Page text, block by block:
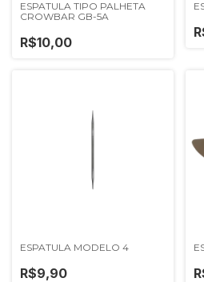
ESPATULA TIPO PALHETA
CROWBAR GB-5A
R$10,00
ESPATULA MODELO 4
R$9,90